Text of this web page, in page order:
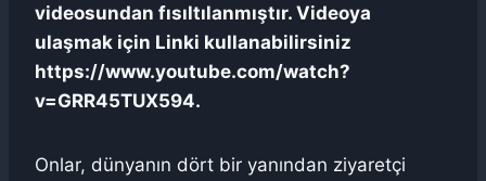
videosundan fısıltılanmıştır. Videoya
ulaşmak için Linki kullanabilirsiniz
https://www.youtube.com/watch?
v=GRR45TUX594.
Onlar, dünyanın dört bir yanından ziyaretçi